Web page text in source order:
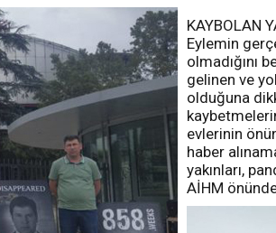
KAYBOLAN
Eylemin
olmadığını
gelinen ve
olduğuna
evlerinin
haber
yakınları,
AİHM